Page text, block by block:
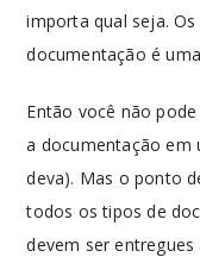
importa qual seja.
documentação é
Então você não
a documentação em
deva). Mas o ponto
todos os tipos de
devem ser